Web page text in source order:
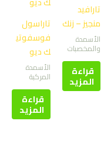
تارافيد
منجيز – زنك
الأسمدة
والمخصبات
قراءة
المزيد
تاراسول
فوسفوتي
ك ديو
الأسمدة
المركبة
قراءة
المزيد